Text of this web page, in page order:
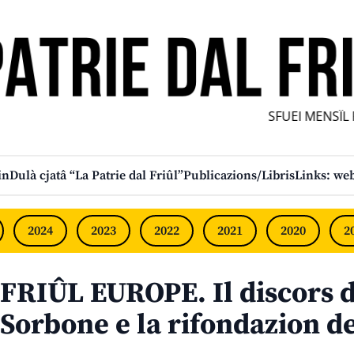
SFUEI MENSÎL
Dulà cjatâ “La Patrie dal Friûl”Publicazions/LibrisLinks:
2024 2023 2022 2021 2020
FRIÛL EUROPE. Il discors
Sorbone e la rifondazion